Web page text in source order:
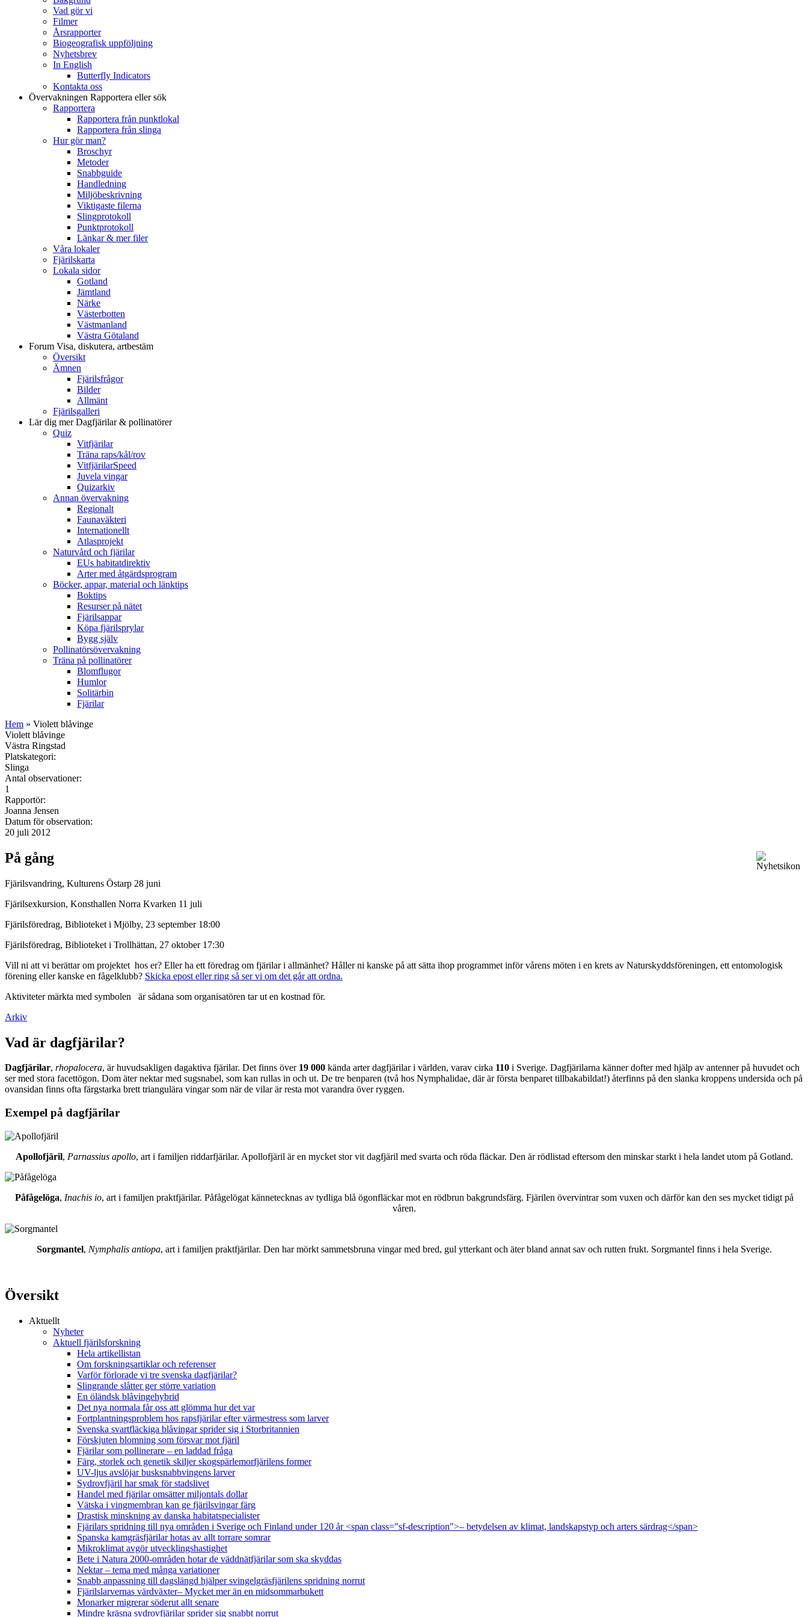
Vad gör vi
Filmer
Årsrapporter
Biogeografisk uppföljning
Nyhetsbrev
In English
Butterfly Indicators
Kontakta oss
Övervakningen Rapportera eller sök
Rapportera
Rapportera från punktlokal
Rapportera från slinga
Hur gör man?
Broschyr
Metoder
Snabbguide
Handledning
Miljöbeskrivning
Viktigaste filerna
Slingprotokoll
Punktprotokoll
Länkar & mer filer
Våra lokaler
Fjärilskarta
Lokala sidor
Gotland
Jämtland
Närke
Västerbotten
Västmanland
Västra Götaland
Forum Visa, diskutera, artbestäm
Översikt
Ämnen
Fjärilsfrågor
Bilder
Allmänt
Fjärilsgalleri
Lär dig merDagfjärilar & pollinatörer
Quiz
Vitfjärilar
Träna raps/kål/rov
VitfjärilarSpeed
Juvela vingar
Quizarkiv
Annan övervakning
Regionalt
Faunaväkteri
Internationellt
Atlasprojekt
Naturvård och fjärilar
EUs habitatdirektiv
Arter med åtgärdsprogram
Böcker, appar, material och länktips
Boktips
Resurser på nätet
Fjärilsappar
Köpa fjärilsprylar
Bygg själv
Pollinatörsövervakning
Träna på pollinatörer
Blomflugor
Humlor
Solitärbin
Fjärilar
Hem » Violett blåvinge
Violett blåvinge
Västra Ringstad
Platskategori:
Slinga
Antal observationer:
1
Rapportör:
Joanna Jensen
Datum för observation:
20 juli 2012
På gång
Fjärilsvandring, Kulturens Östarp 28 juni
Fjärilsexkursion, Konsthallen Norra Kvarken 11 juli
Fjärilsföredrag, Biblioteket i Mjölby, 23 september 18:00
Fjärilsföredrag, Biblioteket i Trollhättan, 27 oktober 17:30
Vill ni att vi berättar om projektet hos er? Eller ha ett föredrag om fjärilar i allmänhet? Håller ni kanske på att sätta ihop programmet inför vårens möten i en krets av Naturskyddsföreningen, ett entomologisk
förening eller kanske en fågelklubb? Skicka epost eller ring så ser vi om det går att ordna.
Aktiviteter märkta med symbolen
är sådana som organisatören tar ut en kostnad för.
Arkiv
Vad är dagfjärilar?
Dagfjärilar, rhopalocera, är huvudsakligen dagaktiva fjärilar. Det finns över 19 000 kända arter dagfjärilar i världen, varav cirka 110 i Sverige. Dagfjärilarna känner dofter med hjälp av antenner på huvudet och
ser med stora facettögon. Dom äter nektar med sugsnabel, som kan rullas in och ut. De tre benparen (två hos Nymphalidae, där är första benparet tillbakabildat!) återfinns på den slanka kroppens undersida och på
ovansidan finns ofta färgstarka brett triangulära vingar som när de vilar är resta mot varandra över ryggen.
Exempel på dagfjärilar
Apollofjäril, Parnassius apollo, art i familjen riddarfjärilar. Apollofjäril är en mycket stor vit dagfjäril med svarta och röda fläckar. Den är rödlistad eftersom den minskar starkt i hela landet utom på Gotland.
Påfågelöga, Inachis io, art i familjen praktfjärilar. Påfågelögat kännetecknas av tydliga blå ögonfläckar mot en rödbrun bakgrundsfärg. Fjärilen övervintrar som vuxen och därför kan den ses mycket tidigt på
våren.
Sorgmantel, Nymphalis antiopa, art i familjen praktfjärilar. Den har mörkt sammetsbruna vingar med bred, gul ytterkant och äter bland annat sav och rutten frukt. Sorgmantel finns i hela Sverige.
Översikt
Aktuellt
Nyheter
Aktuell fjärilsforskning
Hela artikellistan
Om forskningsartiklar och referenser
Varför förlorade vi tre svenska dagfjärilar?
Slingrande slåtter ger större variation
En öländsk blåvingehybrid
Det nya normala får oss att glömma hur det var
Fortplantningsproblem hos rapsfjärilar efter värmestress som larver
Svenska svartfläckiga blåvingar sprider sig i Storbritannien
Förskjuten blomning som försvar mot fjäril
Fjärilar som pollinerare – en laddad fråga
Färg, storlek och genetik skiljer skogspärlemorfjärilens former
UV-ljus avslöjar busksnabbvingens larver
Sydrovfjäril har smak för stadslivet
Handel med fjärilar omsätter miljontals dollar
Vätska i vingmembran kan ge fjärilsvingar färg
Drastisk minskning av danska habitatspecialister
Fjärilars spridning till nya områden i Sverige och Finland under 120 år <span class="sf-description">– betydelsen av klimat, landskapstyp och arters särdrag</span>
Spanska kamgräsfjärilar hotas av allt torrare somrar
Mikroklimat avgör utvecklingshastighet
Bete i Natura 2000-områden hotar de väddnätfjärilar som ska skyddas
Nektar – tema med många variationer
Snabb anpassning till dagslängd hjälper svingelgräsfjärilens spridning norrut
Fjärilslarvernas värdväxter– Mycket mer än en midsommarbukett
Monarker migrerar söderut allt senare
Mindre kräsna sydrovfjärilar sprider sig snabbt norrut